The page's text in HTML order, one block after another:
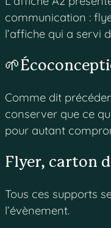
communication :
l’affiche qui a servi
Comme dit
conserver que ce
pour autant
Flyer, carton
Tous ces supports
l’évènement.